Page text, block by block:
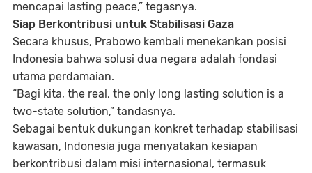
mencapai lasting peace,” tegasnya.
Siap Berkontribusi untuk Stabilisasi Gaza
Secara khusus, Prabowo kembali menekankan posisi
Indonesia bahwa solusi dua negara adalah fondasi
utama perdamaian.
“Bagi kita, the real, the only long lasting solution is a
two-state solution,” tandasnya.
Sebagai bentuk dukungan konkret terhadap stabilisasi
kawasan, Indonesia juga menyatakan kesiapan
berkontribusi dalam misi internasional, termasuk